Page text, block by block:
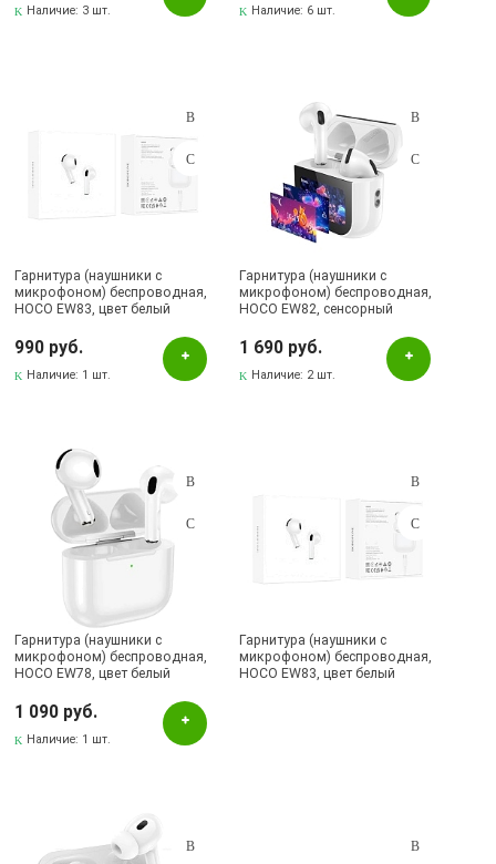
Наличие: 3 шт. Наличие: 6 шт.
Гарнитура (наушники с
микрофоном) беспроводная,
HOCO EW83, цвет белый
990 руб.
Наличие: 1 шт.
Гарнитура (наушники с
микрофоном) беспроводная,
HOCO EW82, сенсорный
1 690 руб.
Наличие: 2 шт.
Гарнитура (наушники с
микрофоном) беспроводная,
HOCO EW78, цвет белый
1 090 руб.
Наличие: 1 шт.
Гарнитура (наушники с
микрофоном) беспроводная,
HOCO EW83, цвет белый